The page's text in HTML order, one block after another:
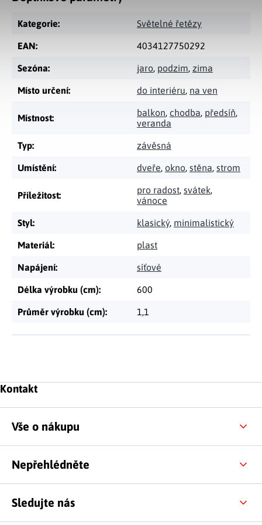
Kategorie: Světelné řetězy
EAN: 4034127750292
Sezóna: jaro, podzim, zima
Místo určení: do interiéru, na ven
Místnost: balkon, chodba, předsíň,
veranda
Typ: závěsná
Umístění: dveře, okno, stěna, strom
Příležitost: pro radost, svátek,
vánoce
Styl: klasický, minimalistický
Materiál: plast
Napájení: síťové
Délka výrobku (cm): 600
Průměr výrobku (cm): 1,1
Zápatí
Kontakt
Vše o nákupu
Nepřehlédněte
Sledujte nás